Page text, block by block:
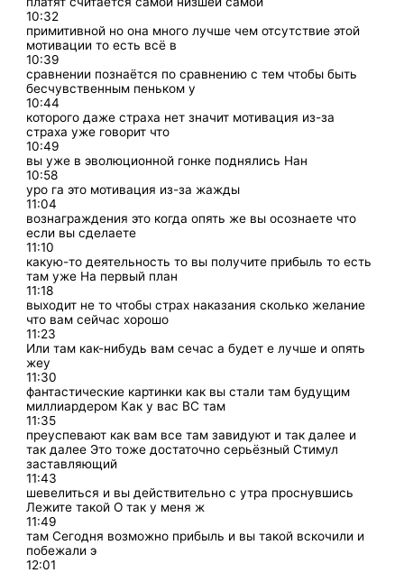
10:32
примитивной но она много лучше чем отсутствие этой
мотивации то есть всё в
10:39
сравнении познаётся по сравнению с тем чтобы быть
бесчувственным пеньком у
10:44
которого даже страха нет значит мотивация из-за
страха уже говорит что
10:49
вы уже в эволюционной гонке поднялись Нан
10:58
уро га это мотивация из-за жажды
11:04
вознаграждения это когда опять же вы осознаете что
если вы сделаете
11:10
какую-то деятельность то вы получите прибыль то есть
там уже На первый план
11:18
выходит не то чтобы страх наказания сколько желание
что вам сейчас хорошо
11:23
Или там как-нибудь вам сечас а будет е лучше и опять
жеу
11:30
фантастические картинки как вы стали там будущим
миллиардером Как у вас ВС там
11:35
преуспевают как вам все там завидуют и так далее и
так далее Это тоже достаточно серьёзный Стимул
заставляющий
11:43
шевелиться и вы действительно с утра проснувшись
Лежите такой О так у меня ж
11:49
там Сегодня возможно прибыль и вы такой вскочили и
побежали э
12:01